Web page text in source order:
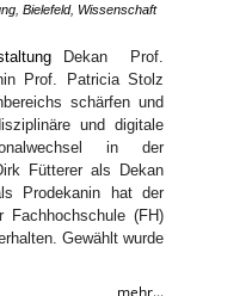
Bielefeld, Wissenschaft
Dekan Prof.
Prof. Patricia Stolz
schärfen und
und digitale
in der
Fütterer als Dekan
Prodekanin hat der
Fachhochschule (FH)
Gewählt wurde
mehr...